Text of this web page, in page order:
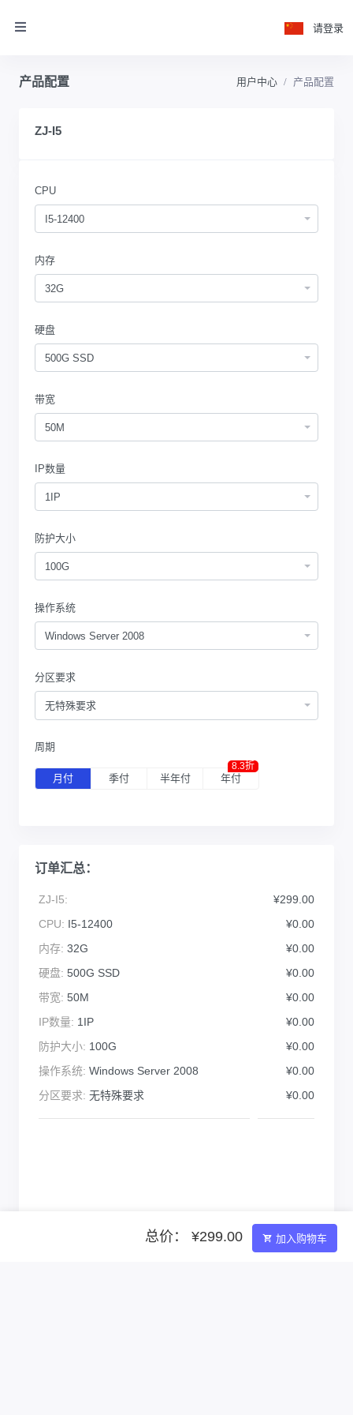
请登录
产品配置 用户中心 产品配置
ZJ-I5
CPU
I5-12400
内存
32G
硬盘
500G SSD
带宽
50M
IP数量
1IP
防护大小
100G
操作系统
Windows Server 2008
分区要求
无特殊要求
周期
月付 季付 半年付 年付
8.3折
订单汇总：
ZJ-I5:
¥299.00
CPU: I5-12400
¥0.00
内存: 32G
¥0.00
硬盘: 500G SSD
¥0.00
带宽: 50M
¥0.00
IP数量: 1IP
¥0.00
防护大小: 100G
¥0.00
操作系统: Windows Server 2008
¥0.00
分区要求: 无特殊要求 ¥0.00
总价： ¥299.00 加入购物车